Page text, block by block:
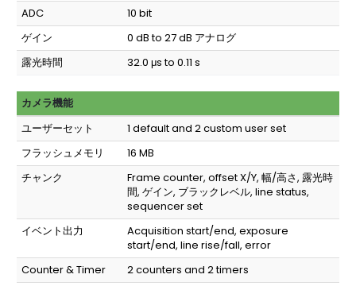
ADC
10 bit
ゲイン
0 dB to 27 dB アナログ
露光時間
32.0 μs to 0.11 s
カメラ機能
ユーザーセット
1 default and 2 custom user set
フラッシュメモリ
16 MB
チャンク
Frame counter, offset X/Y, 幅/高さ, 露光時
間, ゲイン, ブラックレベル, line status,
sequencer set
イベント出力
Acquisition start/end, exposure
start/end, line rise/fall, error
Counter & Timer
2 counters and 2 timers